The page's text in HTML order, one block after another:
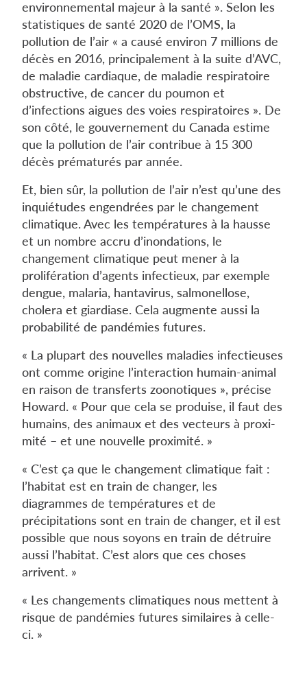
environnemental majeur à la santé ». Selon les
statistiques de santé 2020 de l’OMS, la
pollution de l’air « a causé environ 7 millions de
décès en 2016, principalement à la suite d’AVC,
de maladie cardiaque, de maladie respiratoire
obstructive, de cancer du poumon et
d’infections aigues des voies respiratoires ». De
son côté, le gouvernement du Canada estime
que la pollution de l’air contribue à 15 300
décès prématurés par année.
Et, bien sûr, la pollution de l’air n’est qu’une des
inquiétudes engendrées par le changement
climatique. Avec les températures à la hausse
et un nombre accru d’inondations, le
changement climatique peut mener à la
prolifération d’agents infectieux, par exemple
dengue, malaria, hantavirus, salmonellose,
cholera et giardiase. Cela augmente aussi la
probabilité de pandémies futures.
« La plupart des nouvelles maladies infectieuses
ont comme origine l’interaction humain-animal
en raison de transferts zoonotiques », précise
Howard. « Pour que cela se produise, il faut des
humains, des animaux et des vecteurs à proxi-
mité – et une nouvelle proximité. »
« C’est ça que le changement climatique fait :
l’habitat est en train de changer, les
diagrammes de températures et de
précipitations sont en train de changer, et il est
possible que nous soyons en train de détruire
aussi l’habitat. C’est alors que ces choses
arrivent. »
« Les changements climatiques nous mettent à
risque de pandémies futures similaires à celle-
ci. »